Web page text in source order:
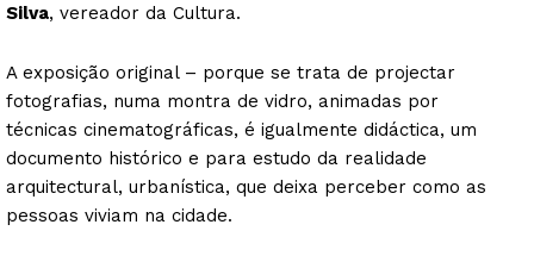
Silva, vereador da Cultura.
A exposição original – porque se trata de projectar
fotografias, numa montra de vidro, animadas por
técnicas cinematográficas, é igualmente didáctica, um
documento histórico e para estudo da realidade
arquitectural, urbanística, que deixa perceber como as
pessoas viviam na cidade.